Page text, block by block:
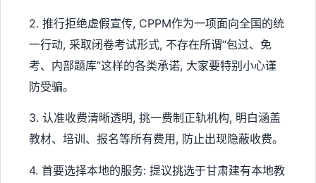
2. 推行拒绝虚假宣传, CPPM作为一项面向全国的统
一行动, 采取闭卷考试形式, 不存在所谓“包过、免
考、内部题库”这样的各类承诺, 大家要特别小心谨
防受骗。
3. 认准收费清晰透明, 挑一费制正轨机构, 明白涵盖
教材、培训、报名等所有费用, 防止出现隐蔽收费。
4. 首要选择本地的服务: 提议挑选于甘肃建有本地教